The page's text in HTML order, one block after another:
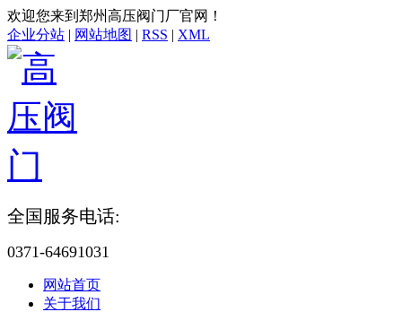
欢迎您来到郑州高压阀门厂官网！
企业分站 | 网站地图 | RSS | XML
全国服务电话:
0371-64691031
网站首页
关于我们